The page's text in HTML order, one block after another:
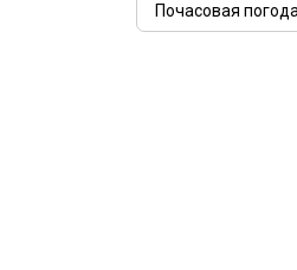
Почасовая